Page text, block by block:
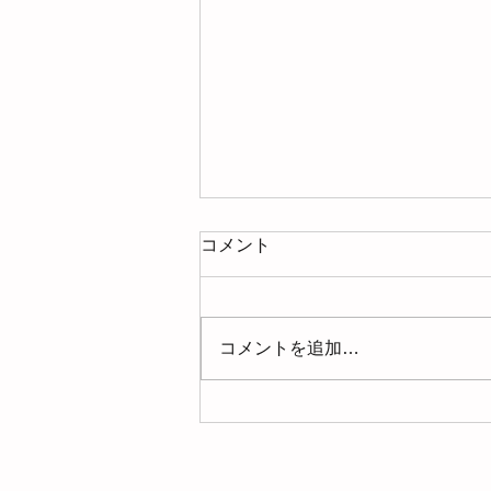
コメント
コメントを追加…